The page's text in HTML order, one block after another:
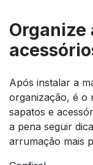
Organize
Após instalar a
organização, é o
sapatos e
a pena seguir
arrumação mais